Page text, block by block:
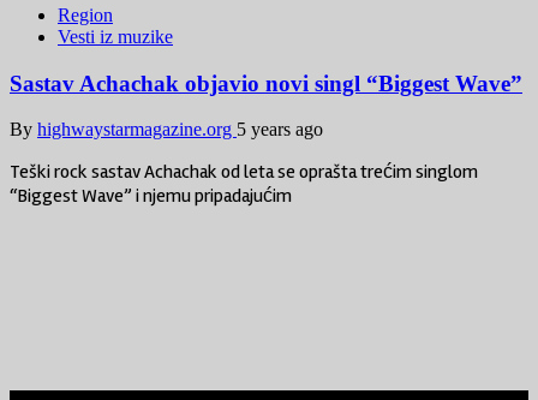
Region
Vesti iz muzike
Sastav Achachak objavio novi singl “Biggest Wave”
By highwaystarmagazine.org 5 years ago
Teški rock sastav Achachak od leta se oprašta trećim singlom
“Biggest Wave” i njemu pripadajućim